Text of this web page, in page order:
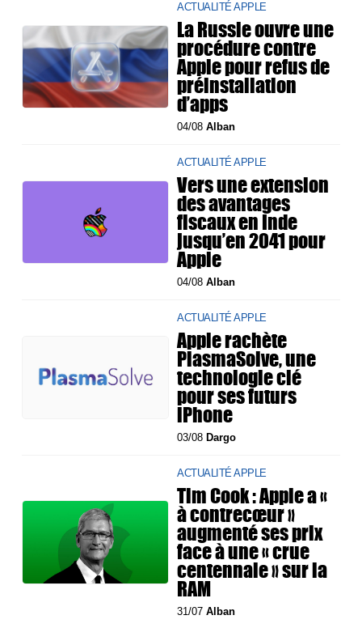
ACTUALITÉ APPLE
La Russie ouvre une
procédure contre
Apple pour refus de
préinstallation
d’apps
04/08Alban
ACTUALITÉ APPLE
Vers une extension
des avantages
fiscaux en Inde
jusqu’en 2041 pour
Apple
04/08Alban
ACTUALITÉ APPLE
Apple rachète
PlasmaSolve, une
technologie clé
pour ses futurs
iPhone
03/08 Dargo
ACTUALITÉ APPLE
Tim Cook : Apple a «
à contrecœur »
augmenté ses prix
face à une « crue
centennale » sur la
RAM
31/07Alban